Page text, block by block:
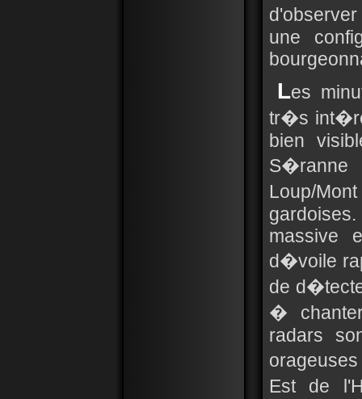
une
Les
tr�s
bien
Loup/
massive
d�voile
de
�
radars
Est de